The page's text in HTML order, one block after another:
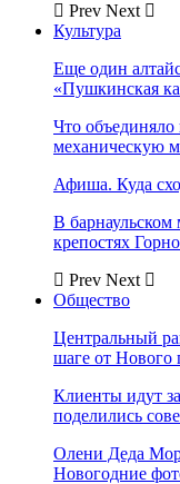
Prev Next
Культура
Еще один
«Пушкинская
Что объединяло
механическую
Афиша. Куда
В барнаульском
крепостях
Prev Next
Общество
Центральный
шаге от Нового
Клиенты идут
поделились
Олени Деда
Новогодние